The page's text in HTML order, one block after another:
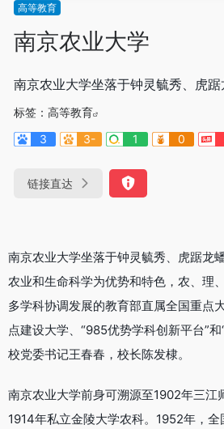
高等教育
南京农业大学
南京农业大学坐落于钟灵毓秀、虎
标签： 高等教育
3
3- 1 0
链接直达
南京农业大学坐落于钟灵毓秀、虎踞龙
农业和生命科学为优势和特色，农、理
多学科协调发展的教育部直属全国重点
点建设大学、“985优势学科创新平台”
校党委书记王春春，校长陈发棣。
南京农业大学前身可溯源至1902年三江
1914年私立金陵大学农科。1952年，